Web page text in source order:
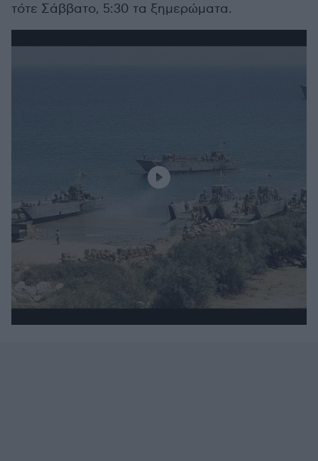
τότε Σάββατο, 5:30 τα ξημερώματα.